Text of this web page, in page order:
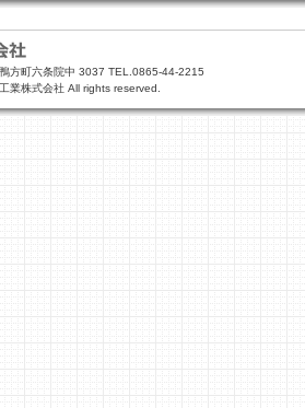
方町六条院中 3037 TEL.0865-44-2215
業株式会社 All rights reserved.